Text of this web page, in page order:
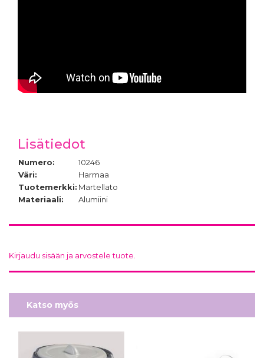
Lisätiedot
Numero:
10246
Väri:
Harmaa
Tuotemerkki: Martellato
Materiaali:
Alumiini
Kirjaudu sisään ja arvostele tuote.
Katso myös